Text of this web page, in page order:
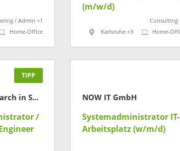
/ Admin +1
Home-Office
(m/w/d)
Consulting
Karlsruhe +3
Home-
TIPP
Intelligent Research in Sponsoring GmbH
/
NOW IT GmbH
Systemadministrator IT-
Arbeitsplatz (w/m/d)